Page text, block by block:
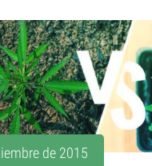
de 2015